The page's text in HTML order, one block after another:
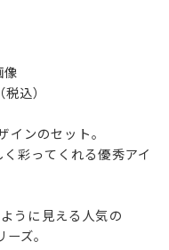
込）
ンのセット。
彩ってくれる優秀アイ
うに見える人気の
ズ。